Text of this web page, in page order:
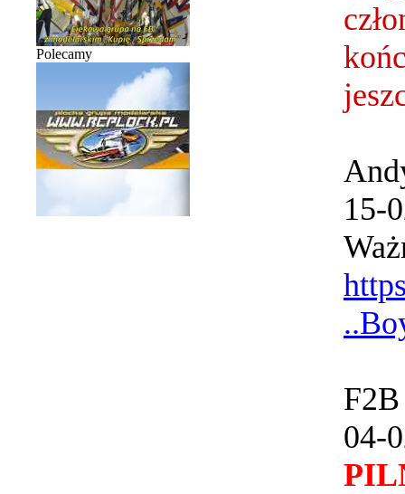
Polecamy
15-
04-